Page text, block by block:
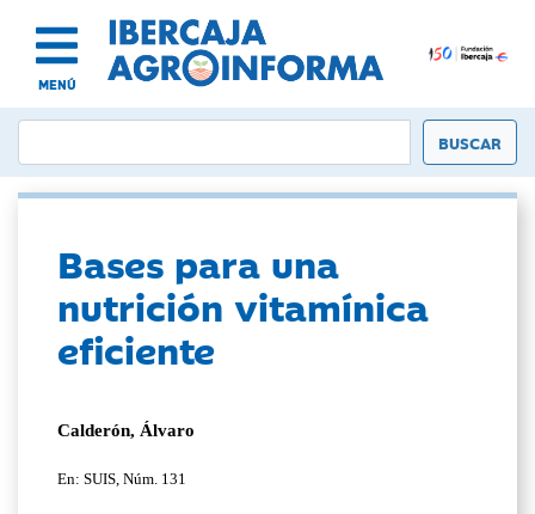
MENÚ
Bases para una
nutrición vitamínica
eficiente
Calderón, Álvaro
En: SUIS, Núm. 131